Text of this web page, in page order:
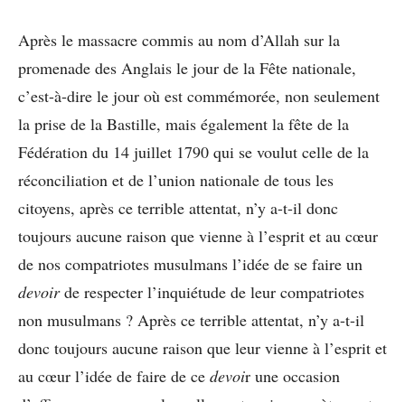
Après le massacre commis au nom d’Allah sur la
promenade des Anglais le jour de la Fête nationale,
c’est-à-dire le jour où est commémorée, non seulement
la prise de la Bastille, mais également la fête de la
Fédération du 14 juillet 1790 qui se voulut celle de la
réconciliation et de l’union nationale de tous les
citoyens, après ce terrible attentat, n’y a-t-il donc
toujours aucune raison que vienne à l’esprit et au cœur
de nos compatriotes musulmans l’idée de se faire un
devoirde respecter l’inquiétude de leur compatriotes
non musulmans ? Après ce terrible attentat, n’y a-t-il
donc toujours aucune raison que leur vienne à l’esprit et
au cœur l’idée de faire de ce devoir une occasion